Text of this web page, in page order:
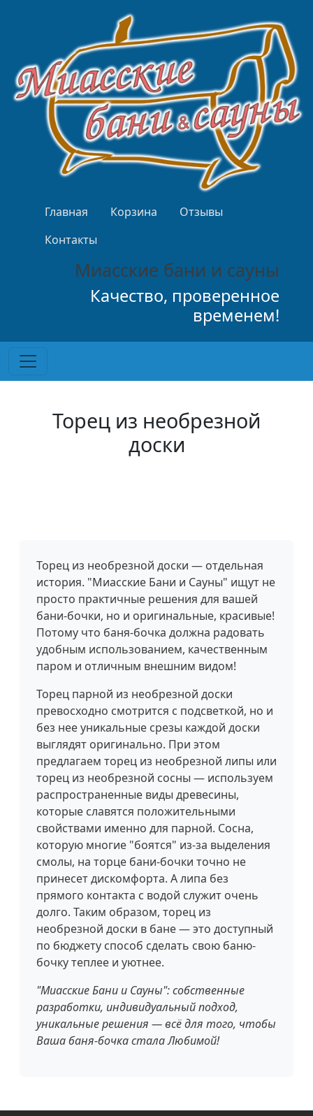
Верхнее меню
Главная Корзина
Отзывы
Контакты
Миасские бани и сауны
Качество, проверенное
временем!
Торец из необрезной
доски
Торец из необрезной доски — отдельная
история. "Миасские Бани и Сауны" ищут не
просто практичные решения для вашей
бани-бочки, но и оригинальные, красивые!
Потому что баня-бочка должна радовать
удобным использованием, качественным
паром и отличным внешним видом!
Торец парной из необрезной доски
превосходно смотрится с подсветкой, но и
без нее уникальные срезы каждой доски
выглядят оригинально. При этом
предлагаем торец из необрезной липы или
торец из необрезной сосны — используем
распространенные виды древесины,
которые славятся положительными
свойствами именно для парной. Сосна,
которую многие "боятся" из-за выделения
смолы, на торце бани-бочки точно не
принесет дискомфорта. А липа без
прямого контакта с водой служит очень
долго. Таким образом, торец из
необрезной доски в бане — это доступный
по бюджету способ сделать свою баню-
бочку теплее и уютнее.
"Миасские Бани и Сауны": собственные
разработки, индивидуальный подход,
уникальные решения — всё для того, чтобы
Ваша баня-бочка стала Любимой!